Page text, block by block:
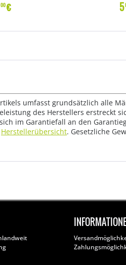
00€ 5
umfasst grundsätzlich alle
des Herstellers erstreckt
im Garantiefall an den
Herstellerübersicht. Gesetzliche